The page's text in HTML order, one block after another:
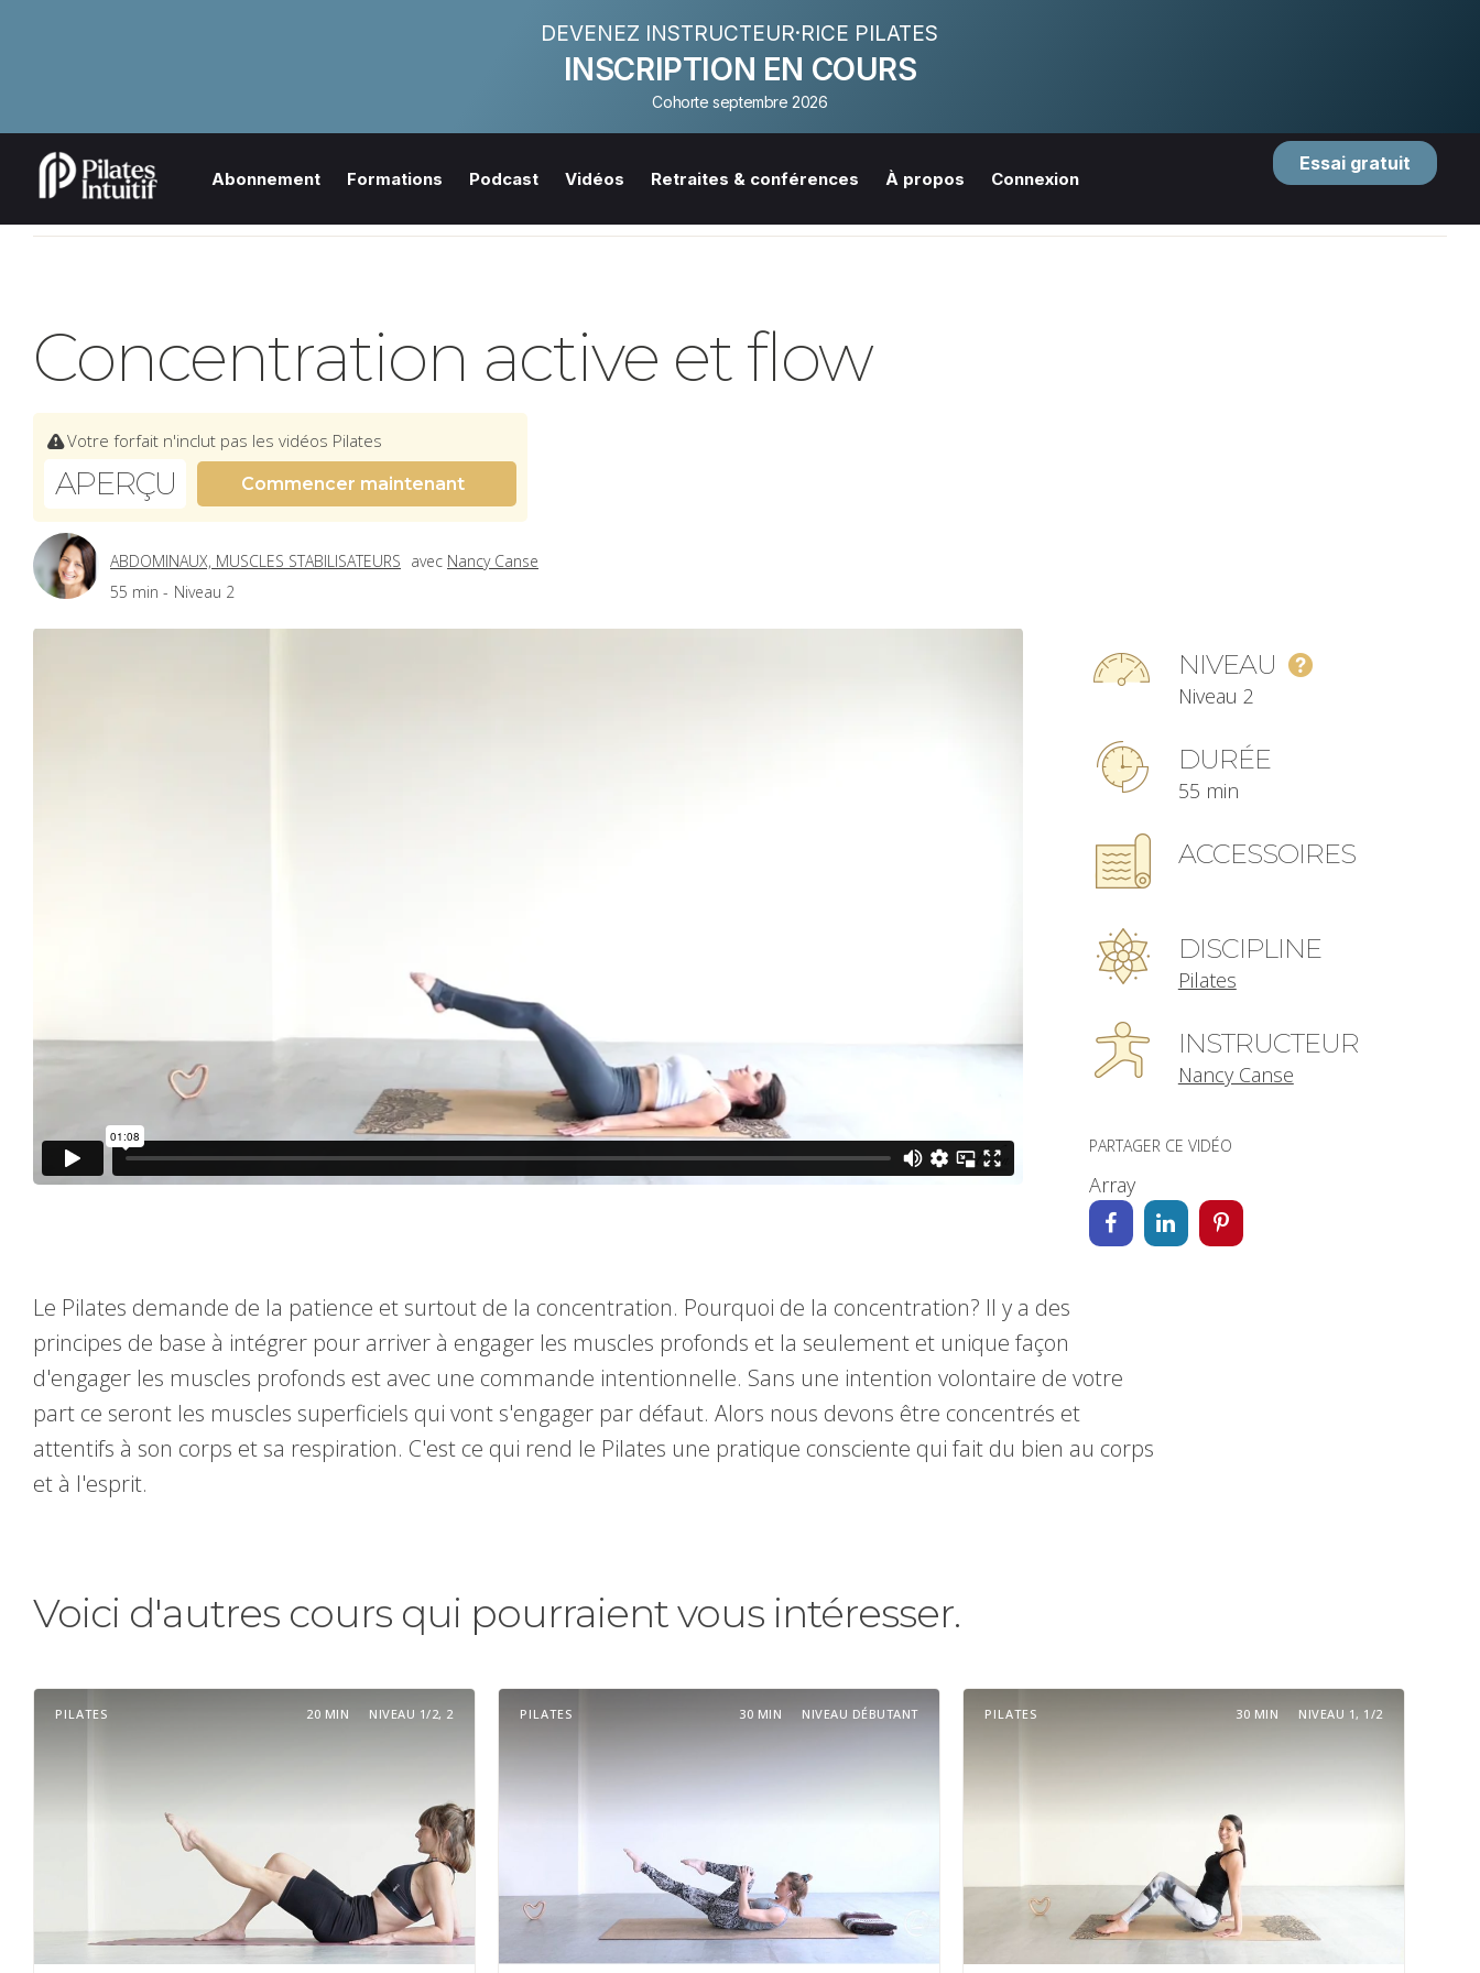
DEVENEZ INSTRUCTEUR·RICE PILATES
INSCRIPTION EN COURS
Cohorte septembre 2026
Abonnement Formations Podcast Vidéos Retraites & conférences À propos Connexion
Essai gratuit
Concentration active et flow
Votre forfait n'inclut pas les vidéos Pilates
APERÇU Commencer maintenant
ABDOMINAUX, MUSCLES STABILISATEURS avec Nancy Canse
55 min - Niveau 2
NIVEAU
Niveau 2
DURÉE
55 min
ACCESSOIRES
DISCIPLINE
Pilates
INSTRUCTEUR
Nancy Canse
PARTAGER CE VIDÉO
Array
Le Pilates demande de la patience et surtout de la concentration. Pourquoi de la concentration? Il y a des
principes de base à intégrer pour arriver à engager les muscles profonds et la seulement et unique façon
d'engager les muscles profonds est avec une commande intentionnelle. Sans une intention volontaire de votre
part ce seront les muscles superficiels qui vont s'engager par défaut. Alors nous devons être concentrés et
attentifs à son corps et sa respiration. C'est ce qui rend le Pilates une pratique consciente qui fait du bien au corps
et à l'esprit.
Voici d'autres cours qui pourraient vous intéresser.
PILATES 20 MIN NIVEAU 1/2, 2 PILATES 30 MIN NIVEAU DÉBUTANT PILATES 30 MIN NIVEAU 1, 1/2